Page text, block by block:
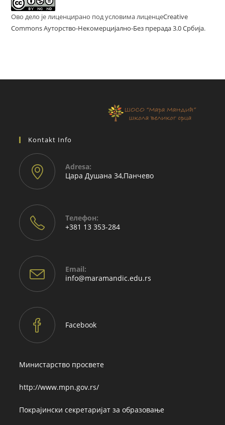
Ово дело је лиценцирано под условима лиценцеCreative
Commons Ауторство-Некомерцијално-Без прерада 3.0 Србија.
Kontakt Info
Adresа:
Цара Душана 34,Панчево
Телефон:
+381 13 353-284
Email:
info@maramandic.edu.rs
Facebook
Министарство просвете
http://www.mpn.gov.rs/
Покрајински секретаријат за образовање